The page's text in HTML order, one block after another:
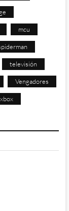
mcu
televisión
Vengadores
xbox